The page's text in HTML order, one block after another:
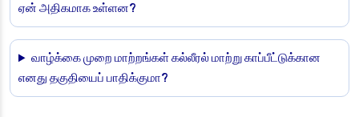
ஏன் அதிகமாக உள்ளன?
வாழ்க்கை முறை மாற்றங்கள் கல்லீரல் மாற்று காப்பீட்டுக்கான
எனது தகுதியைப் பாதிக்குமா?